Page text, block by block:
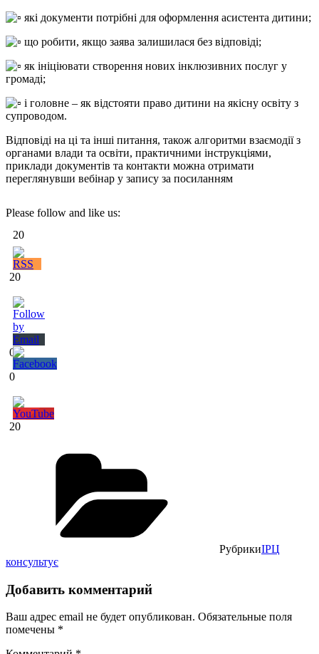
які документи потрібні для оформлення асистента дитини;
що робити, якщо заява залишилася без відповіді;
як ініціювати створення нових інклюзивних послуг у
громаді;
і головне – як відстояти право дитини на якісну освіту з
супроводом.
Відповіді на ці та інші питання, також алгоритми взаємодії з
органами влади та освіти, практичними інструкціями,
приклади документів та контакти можна отримати
переглянувши вебінар у запису за посиланням
Please follow and like us:
20
20
0
0
20
РубрикиІРЦ
консультує
Добавить комментарий
Ваш адрес email не будет опубликован. Обязательные поля
помечены *